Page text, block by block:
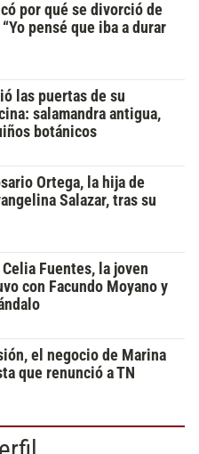
por qué se divorció de
pensé que iba a durar
las puertas de su
salamandra antigua,
botánicos
Ortega, la hija de
Salazar, tras su
Fuentes, la joven
con Facundo Moyano y
el negocio de Marina
que renunció a TN